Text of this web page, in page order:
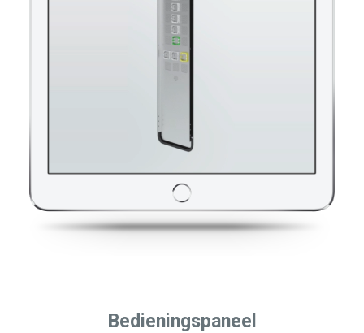
Bedieningspaneel